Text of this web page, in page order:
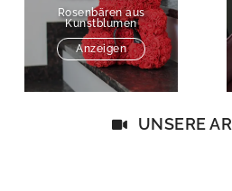
Rosenbären aus
Kunstblumen
Anzeigen
UNSERE